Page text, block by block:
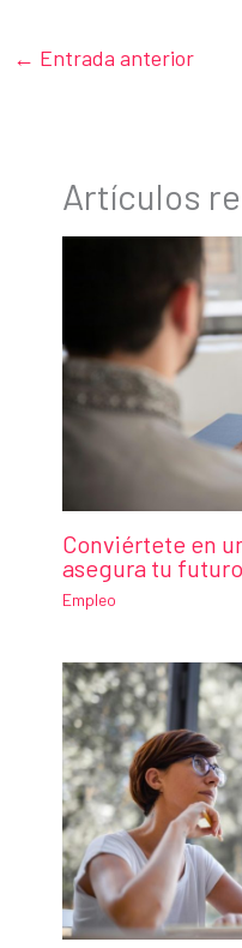
← Entrada anterior
Artículos
Conviértete en
asegura tu
Empleo